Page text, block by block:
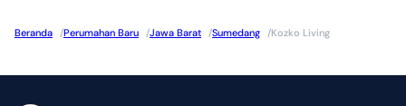
Beranda /Perumahan Baru /Jawa Barat /Sumedang /Kozko Living